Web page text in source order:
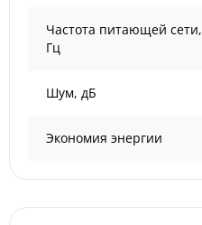
Частота питающей сети,
Гц
Шум, дБ
Экономия энергии